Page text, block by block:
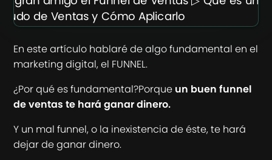
En este artículo hablaré de algo fundamental en el
marketing digital, el FUNNEL.
¿Por qué es fundamental?Porque un buen funnel
de ventas te hará ganar dinero.
Y un mal funnel, o la inexistencia de éste, te hará
dejar de ganar dinero.